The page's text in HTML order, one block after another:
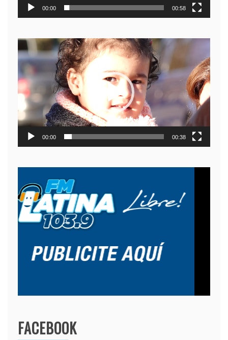
00:00 00:58
Reproductor
de
video
00:00 00:38
FACEBOOK